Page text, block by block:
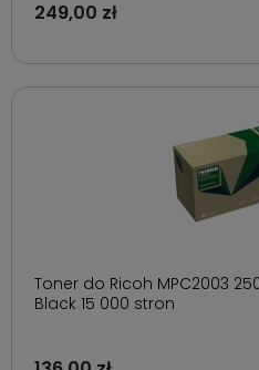
249,00 zł
Toner do Ricoh MPC2003
Black 15 000 stron